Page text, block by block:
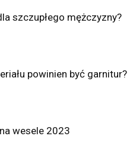
szczupłego mężczyzny?
powinien być garnitur?
wesele 2023